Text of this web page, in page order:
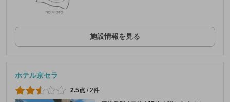
施設情報を見る
ホテル京セラ
2.5点 /2件